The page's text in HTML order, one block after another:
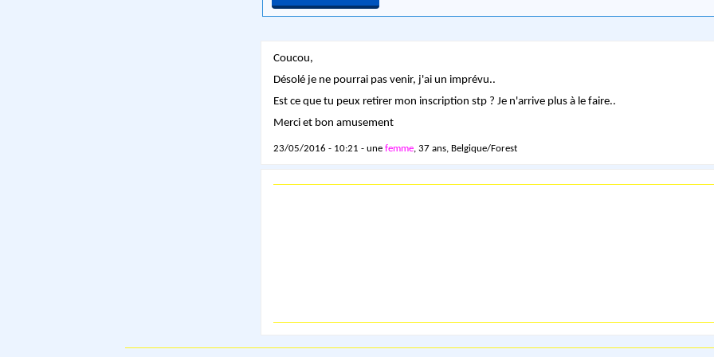
Coucou,
Désolé je ne pourrai pas venir, j'ai un imprévu..
Est ce que tu peux retirer mon inscription stp ? Je n'arrive plus à le faire..
Merci et bon amusement
23/05/2016 - 10:21 - une femme, 37 ans, Belgique/Forest